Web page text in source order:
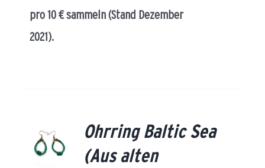
pro 10 € sammeln (Stand Dezember
2021).
Ohrring Baltic Sea
(Aus alten